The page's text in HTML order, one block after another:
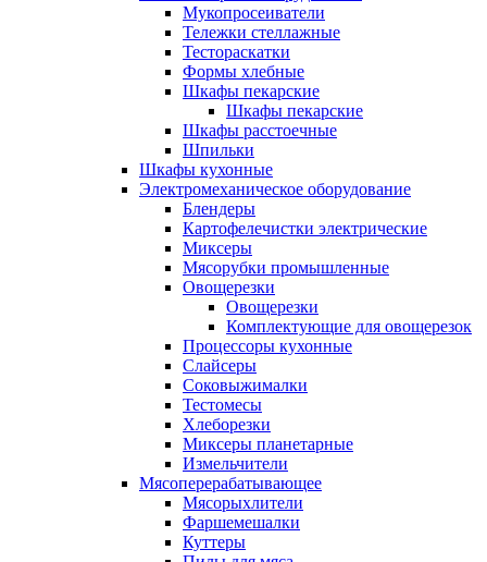
Мукопросеиватели
Тележки стеллажные
Тестораскатки
Формы хлебные
Шкафы пекарские
Шкафы пекарские
Шкафы расстоечные
Шпильки
Шкафы кухонные
Электромеханическое оборудование
Блендеры
Картофелечистки электрические
Миксеры
Мясорубки промышленные
Овощерезки
Овощерезки
Комплектующие для овощерезок
Процессоры кухонные
Слайсеры
Соковыжималки
Тестомесы
Хлеборезки
Миксеры планетарные
Измельчители
Мясоперерабатывающее
Мясорыхлители
Фаршемешалки
Куттеры